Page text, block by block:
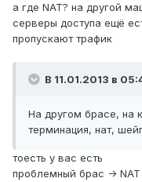
а где NAT? на другой
серверы доступа ещё
пропускают трафик
В 11.01.2013 в
На другом брасе, на
терминация, нат,
тоесть у вас есть
проблемный брас ->